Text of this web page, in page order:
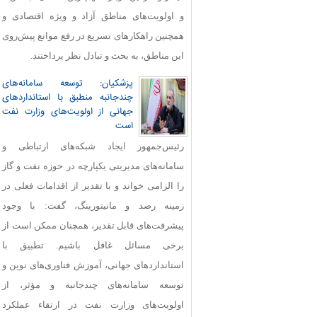
و اولویت‌های مناطق آزاد و ویژه اقتصادی و
همچنین راهکارهای تسریع در رفع موانع پیش‌روی
این مناطق، به بحث و تبادل نظر پرداختند.
پزشکیان: توسعه سامانه‌های
چندجانبه منطبق با استانداردهای
جهانی از اولویت‌های وزارت نفت
است
رئیس‌جمهور ایجاد شبکه‌های ارتباطی و
سامانه‌های مدیریتی یکپارچه در حوزه نفت و گاز
را الزامی خواند و با تقدیر از اقدامات فعلی در
زمینه رصد و مانیتورینگ، گفت: با وجود
پیشرفت‌های قابل‌ تقدیر، همچنان ممکن است از
برخی مسائل غافل باشیم. تطبیق با
استانداردهای جهانی، آموزش فناوری‌های نوین و
توسعه سامانه‌های چندجانبه و مؤثر، از
اولویت‌های وزارت نفت در ارتقاء عملکرد